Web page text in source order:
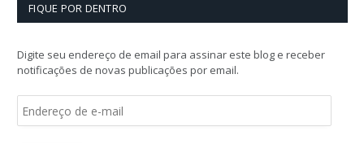
FIQUE POR DENTRO
Digite seu endereço de email para assinar este blog e receber
notificações de novas publicações por email.